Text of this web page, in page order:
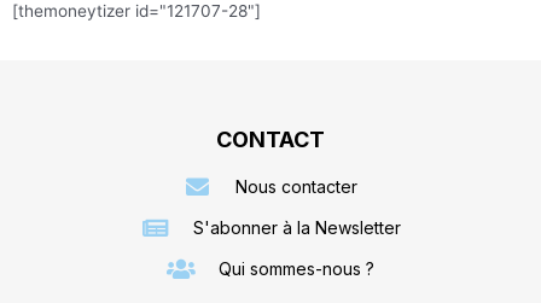
[themoneytizer id="121707-28"]
CONTACT
Nous contacter
S'abonner à la Newsletter
Qui sommes-nous ?